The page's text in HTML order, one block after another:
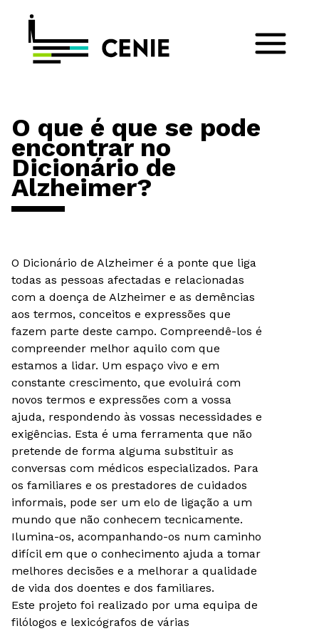
O que é que se pode
encontrar no
Dicionário de
Alzheimer?
O Dicionário de Alzheimer é a ponte que liga
todas as pessoas afectadas e relacionadas
com a doença de Alzheimer e as demências
aos termos, conceitos e expressões que
fazem parte deste campo. Compreendê-los é
compreender melhor aquilo com que
estamos a lidar. Um espaço vivo e em
constante crescimento, que evoluirá com
novos termos e expressões com a vossa
ajuda, respondendo às vossas necessidades e
exigências. Esta é uma ferramenta que não
pretende de forma alguma substituir as
conversas com médicos especializados. Para
os familiares e os prestadores de cuidados
informais, pode ser um elo de ligação a um
mundo que não conhecem tecnicamente.
Ilumina-os, acompanhando-os num caminho
difícil em que o conhecimento ajuda a tomar
melhores decisões e a melhorar a qualidade
de vida dos doentes e dos familiares.
Este projeto foi realizado por uma equipa de
filólogos e lexicógrafos de várias